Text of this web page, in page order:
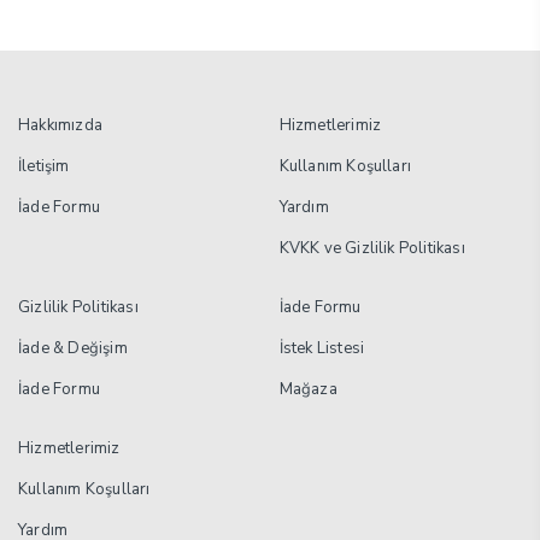
Hakkımızda
İletişim
İade Formu
Hizmetlerimiz
Kullanım Koşulları
Yardım
KVKK ve Gizlilik Politikası
Gizlilik Politikası
İade & Değişim
İade Formu
İade Formu
İstek Listesi
Mağaza
Hizmetlerimiz
Kullanım Koşulları
Yardım